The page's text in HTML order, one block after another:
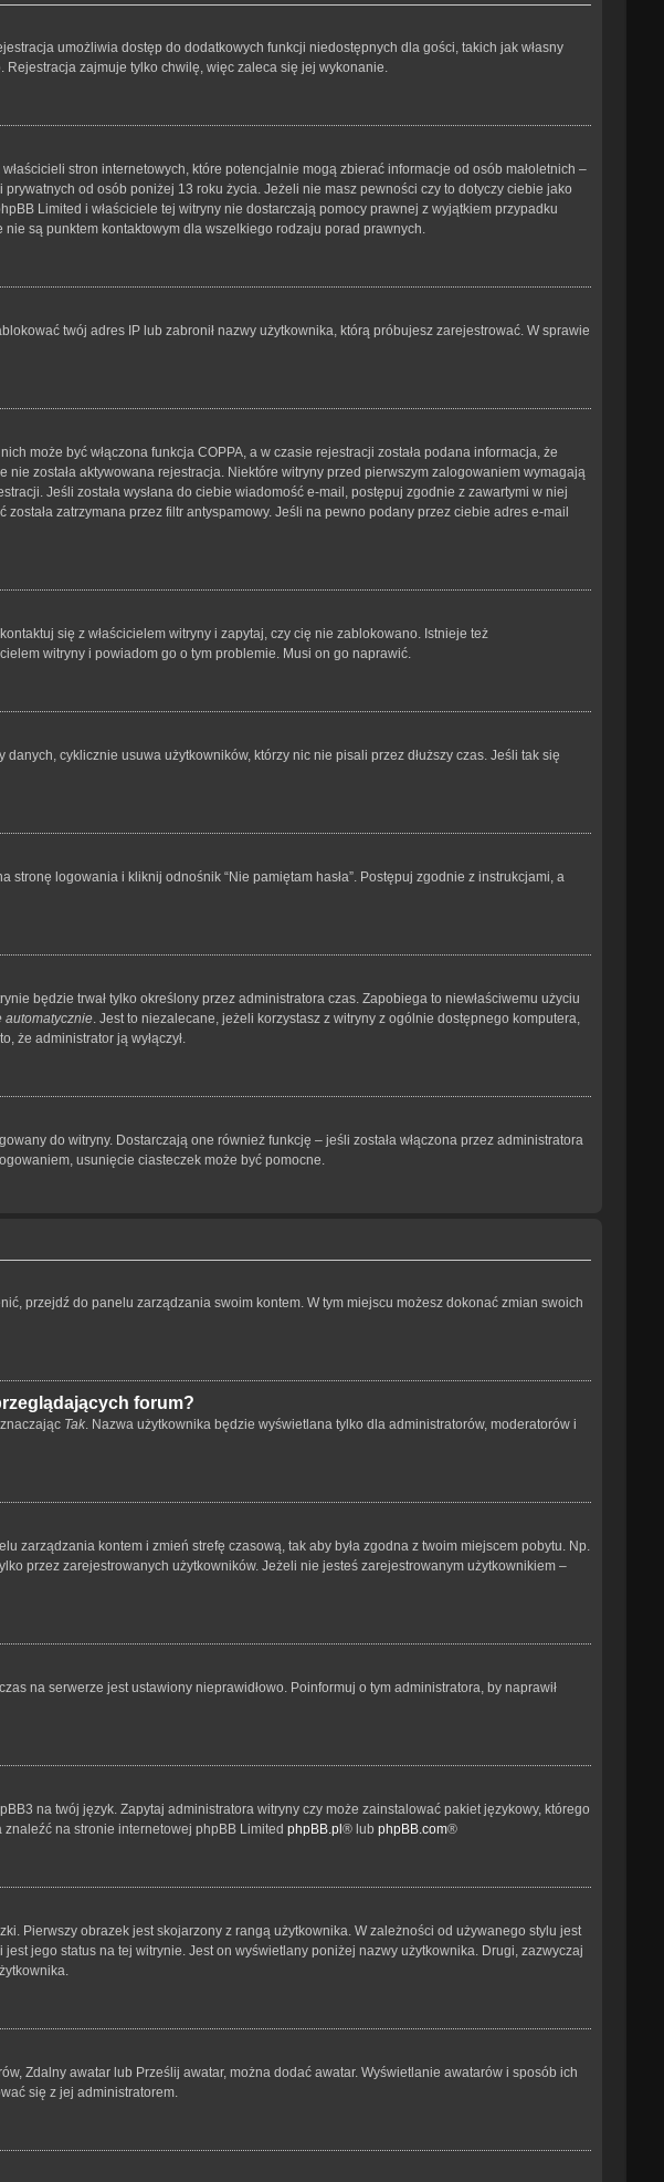
umożliwia dostęp do dodatkowych funkcji niedostępnych dla gości, takich jak własny
zajmuje tylko chwilę, więc zaleca się jej wykonanie.
stron internetowych, które potencjalnie mogą zbierać informacje od osób małoletnich –
od osób poniżej 13 roku życia. Jeżeli nie masz pewności czy to dotyczy ciebie jako
Limited i właściciele tej witryny nie dostarczają pomocy prawnej z wyjątkiem przypadku
są punktem kontaktowym dla wszelkiego rodzaju porad prawnych.
twój adres IP lub zabronił nazwy użytkownika, którą próbujesz zarejestrować. W sprawie
może być włączona funkcja COPPA, a w czasie rejestracji została podana informacja, że
została aktywowana rejestracja. Niektóre witryny przed pierwszym zalogowaniem wymagają
Jeśli została wysłana do ciebie wiadomość e-mail, postępuj zgodnie z zawartymi w niej
zatrzymana przez filtr antyspamowy. Jeśli na pewno podany przez ciebie adres e-mail
się z właścicielem witryny i zapytaj, czy cię nie zablokowano. Istnieje też
witryny i powiadom go o tym problemie. Musi on go naprawić.
cyklicznie usuwa użytkowników, którzy nic nie pisali przez dłuższy czas. Jeśli tak się
logowania i kliknij odnośnik “Nie pamiętam hasła”. Postępuj zgodnie z instrukcjami, a
będzie trwał tylko określony przez administratora czas. Zapobiega to niewłaściwemu użyciu
automatycznie. Jest to niezalecane, jeżeli korzystasz z witryny z ogólnie dostępnego komputera,
że administrator ją wyłączył.
do witryny. Dostarczają one również funkcję – jeśli została włączona przez administratora
usunięcie ciasteczek może być pomocne.
przejdź do panelu zarządzania swoim kontem. W tym miejscu możesz dokonać zmian swoich
forum?
Tak. Nazwa użytkownika będzie wyświetlana tylko dla administratorów, moderatorów i
zarządzania kontem i zmień strefę czasową, tak aby była zgodna z twoim miejscem pobytu. Np.
przez zarejestrowanych użytkowników. Jeżeli nie jesteś zarejestrowanym użytkownikiem –
na serwerze jest ustawiony nieprawidłowo. Poinformuj o tym administratora, by naprawił
na twój język. Zapytaj administratora witryny czy może zainstalować pakiet językowy, którego
na stronie internetowej phpBB Limited phpBB.pl ® lub phpBB.com®
Pierwszy obrazek jest skojarzony z rangą użytkownika. W zależności od używanego stylu jest
jego status na tej witrynie. Jest on wyświetlany poniżej nazwy użytkownika. Drugi, zazwyczaj
Zdalny awatar lub Prześlij awatar, można dodać awatar. Wyświetlanie awatarów i sposób ich
się z jej administratorem.